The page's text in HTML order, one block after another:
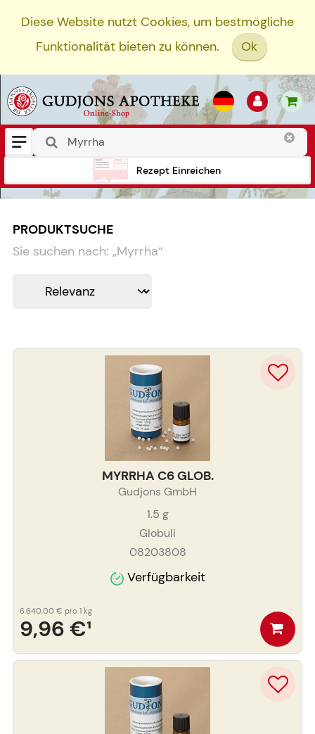
Diese Website nutzt Cookies, um bestmögliche
Funktionalität bieten zu können.
Ok
Rezept Einreichen
PRODUKTSUCHE
Sie suchen nach: „Myrrha“
MYRRHA C6 GLOB.
Gudjons GmbH
1.5 g
Globuli
08203808
Verfügbarkeit
9,96 €¹
6.640,00 € pro 1 kg